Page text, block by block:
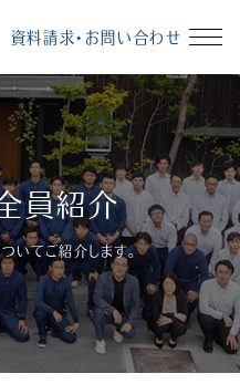
資料請求・お問い合わせ
資料請求・お問い合わせ
無料相談会
毎週水曜、毎月第3火曜）
員紹介
いてご紹介します。